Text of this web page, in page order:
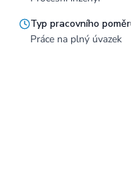
Typ pracovního
Práce na plný úvazek